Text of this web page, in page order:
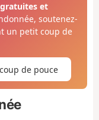
et
soutenez-
un petit coup de
de pouce